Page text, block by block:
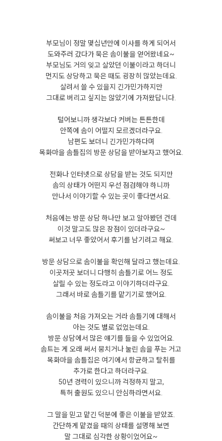
부모님이 정말 몇십년만에 이사를 하게 되어서
도와주러 갔다가 묵은 솜이불을 얻어왔네요~
부모님도 거의 잊고 살았던 이불이라고 하더니
먼지도 상당하고 묵은 때도 굉장히 많았는데요.
살려서 쓸 수 있을지 긴가민가하지만
그대로 버리고 싶지는 않았기에 가져왔답니다.
털어보니까 생각보다 커버는 튼튼한데
안쪽에 솜이 어떨지 모르겠더라구요.
남편도 보더니 긴가민가하다며
목화마을 솜틀집의 방문 상담을 받아보자고 했어요.
전화나 인터넷으로 상담을 받는 것도 되지만
솜의 상태가 어떤지 우선 점검해야 하니까
만나서 이야기할 수 있는 곳이 좋다면서요.
처음에는 방문 상담 하나만 보고 알아봤던 건데
이것 말고도 많은 장점이 있더라구요~
써보고 너무 좋았어서 후기를 남기려고 해요.
방문 상담으로 솜이불을 확인해 달라고 했는데요.
이곳저곳 보더니 다행히 솜틀기로 어느 정도
살릴 수 있는 정도라고 이야기하더라구요.
그래서 바로 솜틀기를 맡기기로 했어요.
솜이불을 처음 가져오는 거라 솜틀기에 대해서
아는 것도 별로 없었는데요.
방문 상담에서 많은 얘기를 들을 수 있었어요.
솜트는 게 오래 써서 뭉치거나 눌린 솜을 푸는 거고
목화마을 솜틀집은 여기에서 항균하고 탈취를
추가로 한다고 하더라구요.
50년 경력이 있으니까 걱정하지 말고,
특허 출원도 있으니 안심하라면서요.
그 말을 믿고 맡긴 덕분에 좋은 이불을 받았죠.
간단하게 맡겼을 때의 상태를 설명해 보면
말 그대로 심각한 상황이었어요~